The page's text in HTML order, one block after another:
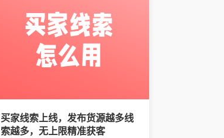
买家线索上线，发布货源越多线
索越多，无上限精准获客